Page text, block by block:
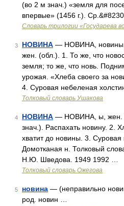
(во 2 м знач.) «земля для
впервые» (1456 г.).
Словарь трилогии «Государева
3 НОВИНА — НОВИНА, новины,
жен. (обл.). 1. То же, что
земля; то же, что новь.
урожая. «Хлеба своего за
4. Суровая небеленая
Толковый словарь Ушакова
4 НОВИНА — НОВИНА, ы, жен.
знач.). Распахать новину. 2.
хватит до новины. 3. Суровая
Домотканая н. Толковый
Н.Ю. Шведова. 1949 1992 …
Толковый словарь Ожегова
5 новина — (неправильно
род. новин …